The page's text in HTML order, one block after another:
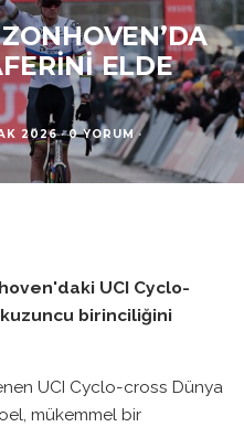
ELDE
2026 · 0 YORUM ·
UCI Cyclo-
birinciliğini
UCI Cyclo-cross Dünya
mükemmel bir